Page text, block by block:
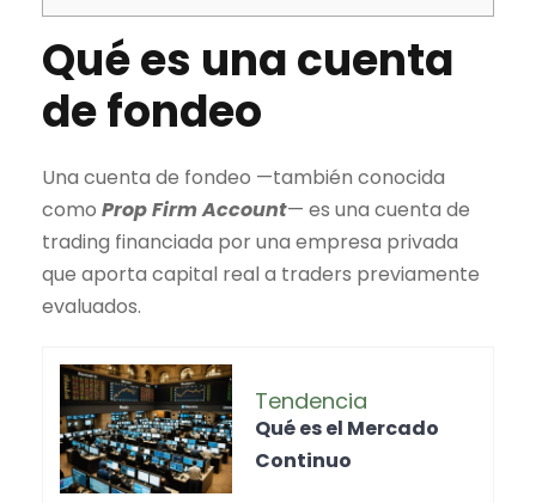
Qué es una cuenta
de fondeo
Una cuenta de fondeo —también conocida
como Prop Firm Account— es una cuenta de
trading financiada por una empresa privada
que aporta capital real a traders previamente
evaluados.
Tendencia
Qué es el Mercado
Continuo